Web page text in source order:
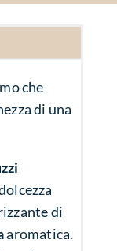
che
di una
di
aromatica.